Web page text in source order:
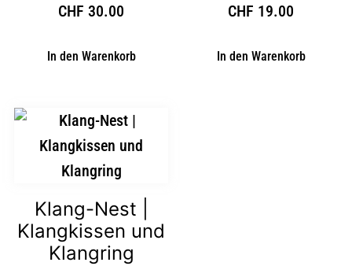
CHF 30.00
In den Warenkorb
CHF 19.00
In den Warenkorb
Klang-Nest |
Klangkissen und
Klangring